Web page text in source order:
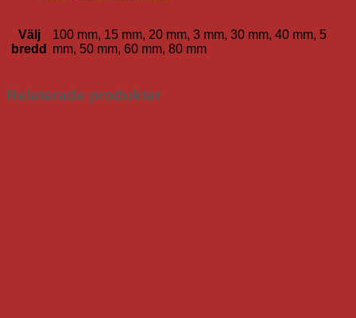
Välj
bredd
100 mm, 15 mm, 20 mm, 3 mm, 30 mm, 40 mm, 5
mm, 50 mm, 60 mm, 80 mm
Relaterade produkter